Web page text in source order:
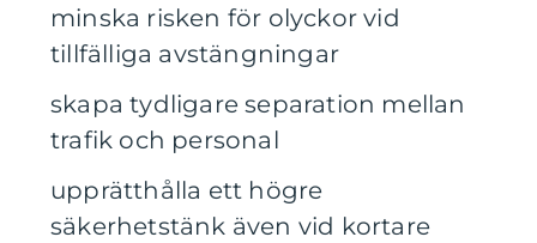
minska risken för olyckor vid
tillfälliga avstängningar
skapa tydligare separation mellan
trafik och personal
upprätthålla ett högre
säkerhetstänk även vid kortare